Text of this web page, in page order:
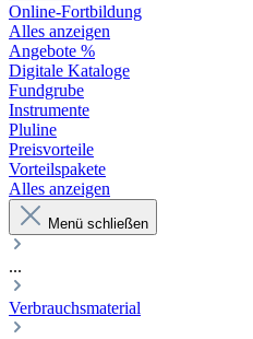
Online-Fortbildung
Alles anzeigen
Angebote %
Digitale Kataloge
Fundgrube
Instrumente
Pluline
Preisvorteile
Vorteilspakete
Alles anzeigen
Menü schließen
...
Verbrauchsmaterial